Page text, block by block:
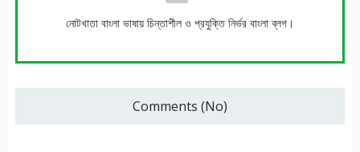
নোটখাতা বাংলা ভাষায় চিন্তাশীল ও প্রযুক্তি নির্ভর বাংলা ব্লগ।
Comments (No)